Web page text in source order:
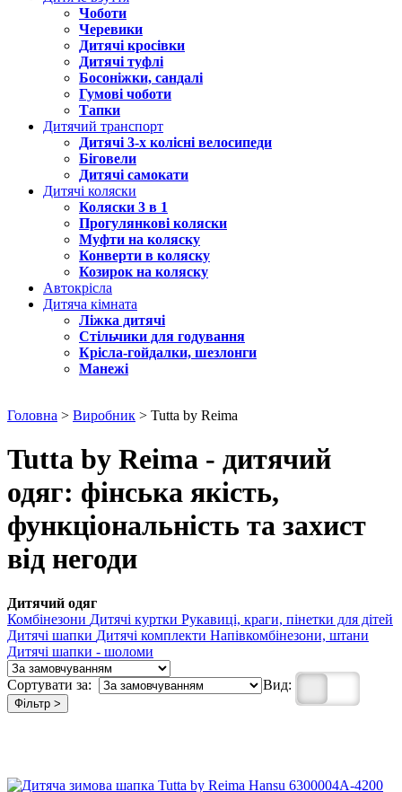
Чоботи
Черевики
Дитячі кросівки
Дитячі туфлі
Босоніжки, сандалі
Гумові чоботи
Тапки
Дитячий транспорт
Дитячі 3-х колісні велосипеди
Біговели
Дитячі самокати
Дитячі коляски
Коляски 3 в 1
Прогулянкові коляски
Муфти на коляску
Конверти в коляску
Козирок на коляску
Автокрісла
Дитяча кімната
Ліжка дитячі
Стільчики для годування
Крісла-гойдалки, шезлонги
Манежі
Головна > Виробник > Tutta by Reima
Tutta by Reima - дитячий
одяг: фінська якість,
функціональність та захист
від негоди
Дитячий одяг
Комбінезони Дитячі куртки Рукавиці, краги, пінетки для дітей
Дитячі шапки Дитячі комплекти Напівкомбінезони, штани
Дитячі шапки - шоломи
Сортувати за: Вид:
Фільтр >